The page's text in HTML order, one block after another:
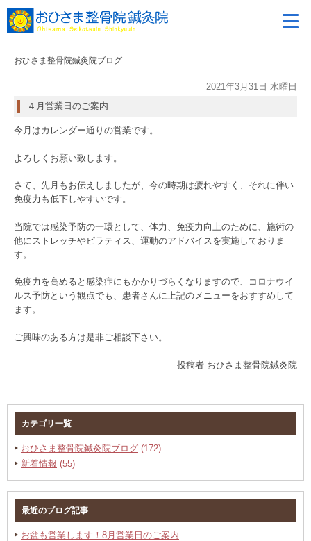
おひさま整骨院鍼灸院ブログ
2021年3月31日 水曜日
４月営業日のご案内
今月はカレンダー通りの営業です。
よろしくお願い致します。
さて、先月もお伝えしましたが、今の時期は疲れやすく、それに伴い
免疫力も低下しやすいです。
当院では感染予防の一環として、体力、免疫力向上のために、施術の
他にストレッチやピラティス、運動のアドバイスを実施しておりま
す。
免疫力を高めると感染症にもかかりづらくなりますので、コロナウイ
ルス予防という観点でも、患者さんに上記のメニューをおすすめして
ます。
ご興味のある方は是非ご相談下さい。
投稿者 おひさま整骨院鍼灸院
カテゴリ一覧
おひさま整骨院鍼灸院ブログ (172)
新着情報 (55)
最近のブログ記事
お盆も営業します！8月営業日のご案内